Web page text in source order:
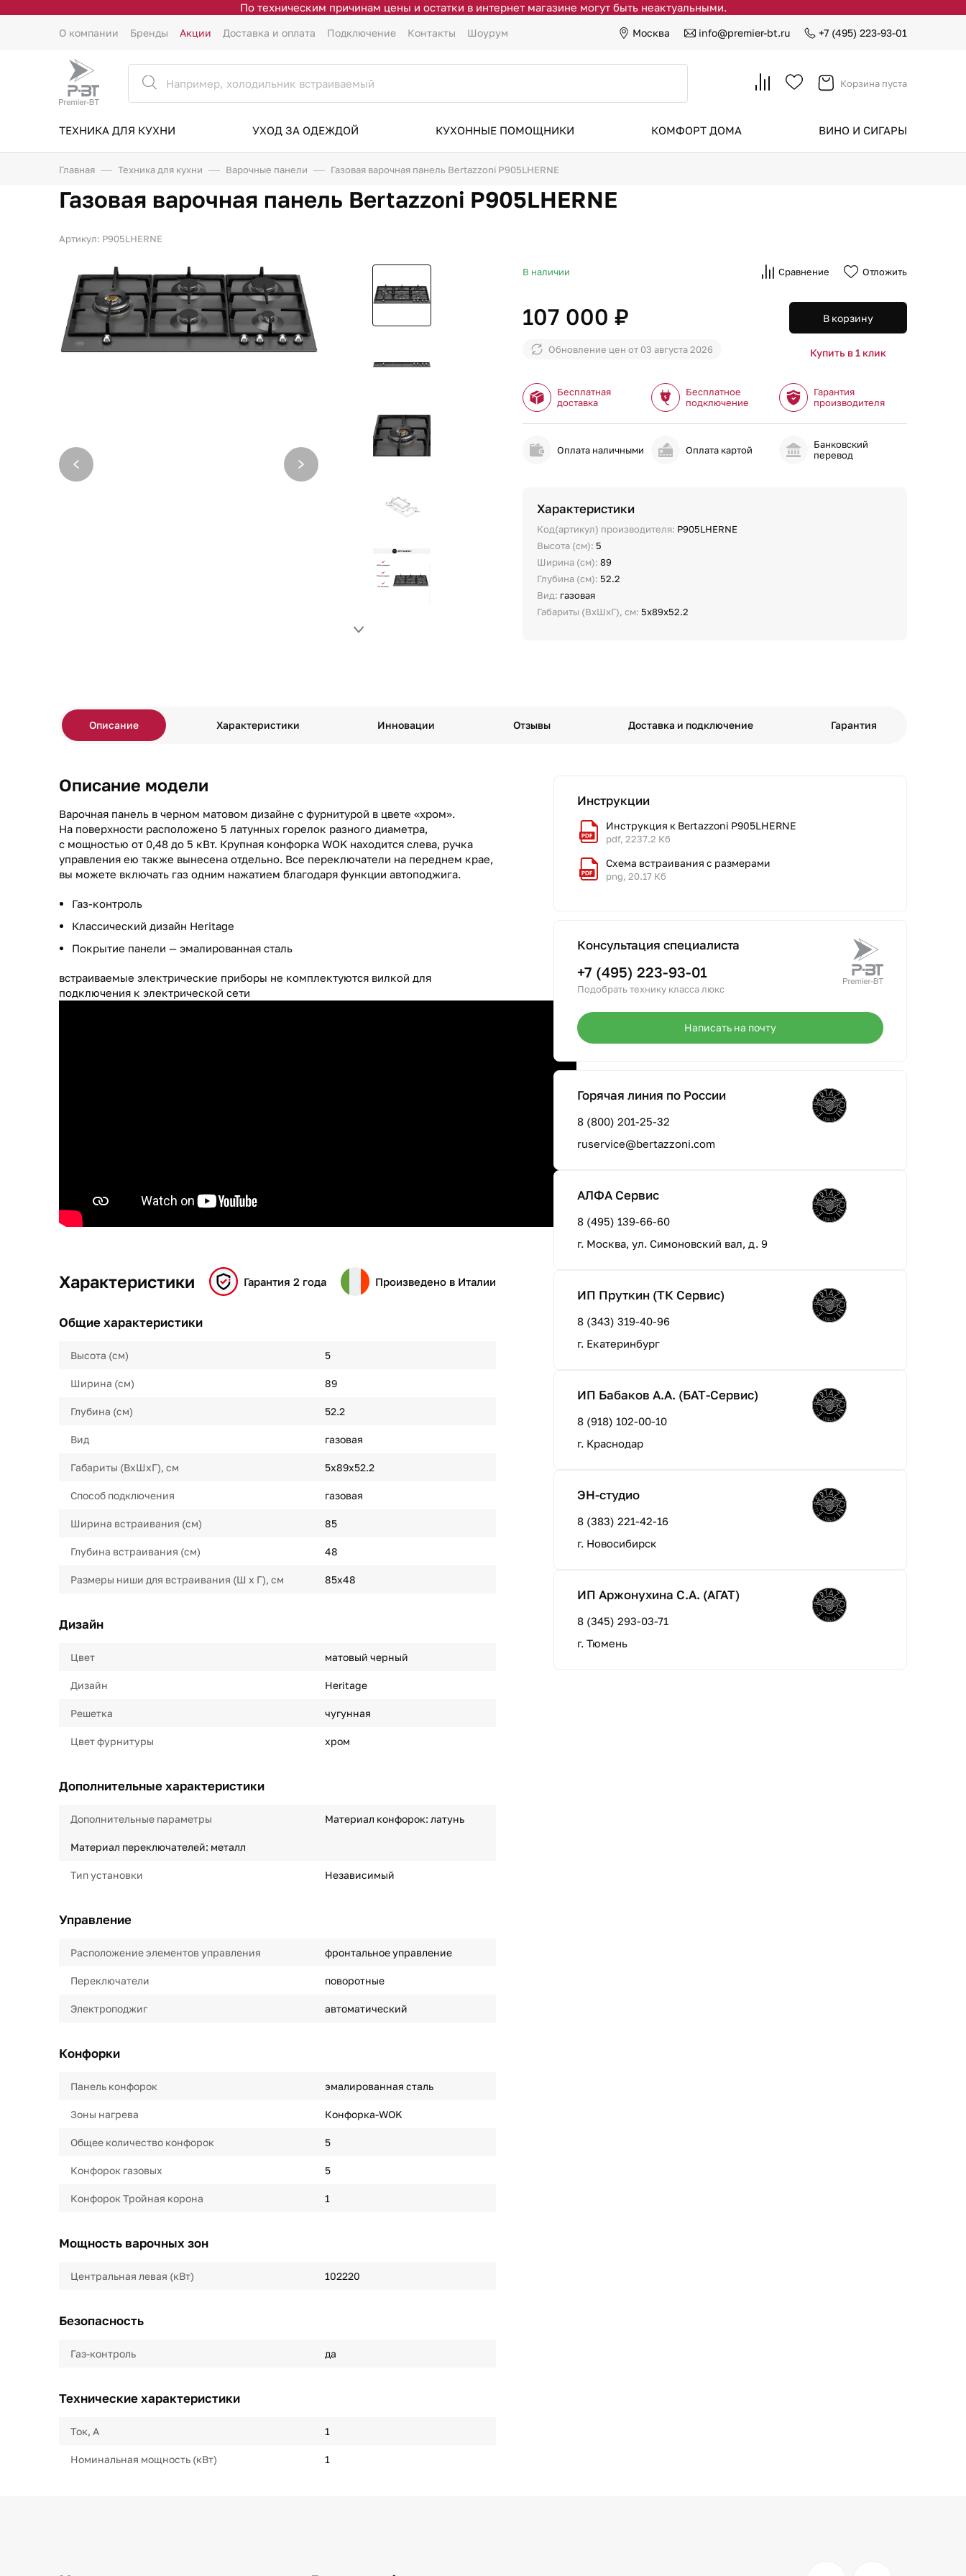
По техническим причинам цены и остатки в интернет магазине могут быть неактуальными.
О компании Бренды Акции Доставка и оплата Подключение Контакты Шоурум Москва info@premier-bt.ru +7 (495) 223-93-01
Корзина пуста
ТЕХНИКА ДЛЯ КУХНИ УХОД ЗА ОДЕЖДОЙ КУХОННЫЕ ПОМОЩНИКИ КОМФОРТ ДОМА ВИНО И СИГАРЫ
Главная Техника для кухни Варочные панели Газовая варочная панель Bertazzoni P905LHERNE
Газовая варочная панель Bertazzoni P905LHERNE
Артикул: P905LHERNE
В наличии Сравнение Отложить
107 000 ₽
Обновление цен от 03 августа 2026
В корзину
Купить в 1 клик
Бесплатная
доставка
Бесплатное
подключение
Гарантия
производителя
Оплата наличными Оплата картой
Банковский
перевод
Характеристики
Код(артикул) производителя: P905LHERNE
Высота (см): 5
Ширина (см):89
Глубина (см): 52.2
Вид: газовая
Габариты (ВхШхГ), см: 5х89х52.2
Описание Характеристики Инновации Отзывы Доставка и подключение Гарантия
Описание модели
Варочная панель в черном матовом дизайне с фурнитурой в цвете «хром».
На поверхности расположено 5 латунных горелок разного диаметра,
с мощностью от 0,48 до 5 кВт. Крупная конфорка WOK находится слева, ручка
управления ею также вынесена отдельно. Все переключатели на переднем крае,
вы можете включать газ одним нажатием благодаря функции автоподжига.
Газ-контроль
Классический дизайн Heritage
Покрытие панели — эмалированная сталь
встраиваемые электрические приборы не комплектуются вилкой для
подключения к электрической сети
Характеристики Гарантия 2 года Произведено в Италии
Общие характеристики
Высота (см) 5
Ширина (см) 89
Глубина (см) 52.2
Вид газовая
Габариты (ВхШхГ), см 5х89х52.2
Способ подключения газовая
Ширина встраивания (см) 85
Глубина встраивания (см) 48
Размеры ниши для встраивания (Ш х Г), см 85х48
Дизайн
Цвет матовый черный
Дизайн Heritage
Решетка чугунная
Цвет фурнитуры хром
Дополнительные характеристики
Дополнительные параметры Материал конфорок: латунь
Материал переключателей: металл
Тип установки Независимый
Управление
Расположение элементов управления фронтальное управление
Переключатели поворотные
Электроподжиг автоматический
Конфорки
Панель конфорок эмалированная сталь
Зоны нагрева Конфорка-WOK
Общее количество конфорок 5
Конфорок газовых 5
Конфорок Тройная корона 1
Мощность варочных зон
Центральная левая (кВт) 102220
Безопасность
Газ-контроль да
Технические характеристики
Ток, А 1
Номинальная мощность (кВт) 1
Инструкции
Инструкция к Bertazzoni P905LHERNE
pdf, 2237.2 Кб
Схема встраивания с размерами
png, 20.17 Кб
Консультация специалиста
+7 (495) 223-93-01
Подобрать технику класса люкс
Написать на почту
Горячая линия по России
8 (800) 201-25-32
ruservice@bertazzoni.com
АЛФА Сервис
8 (495) 139-66-60
г. Москва, ул. Симоновский вал, д. 9
ИП Пруткин (ТК Сервис)
8 (343) 319-40-96
г. Екатеринбург
ИП Бабаков А.А. (БАТ-Сервис)
8 (918) 102-00-10
г. Краснодар
ЭН-студио
8 (383) 221-42-16
г. Новосибирск
ИП Аржонухина С.А. (АГАТ)
8 (345) 293-03-71
г. Тюмень